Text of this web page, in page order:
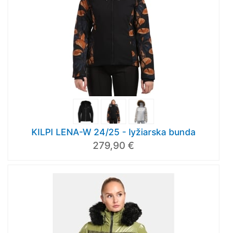
KILPI LENA-W 24/25 - lyžiarska bunda
279,90 €